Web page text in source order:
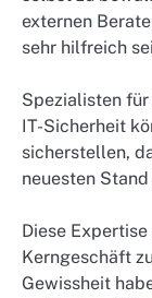
externen
sehr hilfreich
Spezialisten
IT-Sicherheit
sicherstellen,
neuesten Stand
Diese
Kerngeschäft
Gewissheit